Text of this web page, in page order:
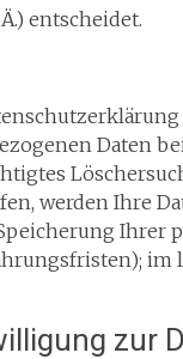
entscheidet.
Daten
werden Ihre
Ihrer
im
zur